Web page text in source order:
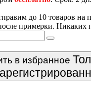
до 10 товаров на
примерки. Никаких
в избранное